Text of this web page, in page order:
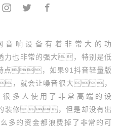
响设备有着非常大的功
也非常的强大，特别是低
点，如果91抖音轻量版
，就会让噪音很大，
多人使用了非常高端的设
装修，但是却没有出
的资金都浪费掉了非常的可